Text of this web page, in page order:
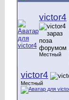
victor4
Местный
victor4
Местный